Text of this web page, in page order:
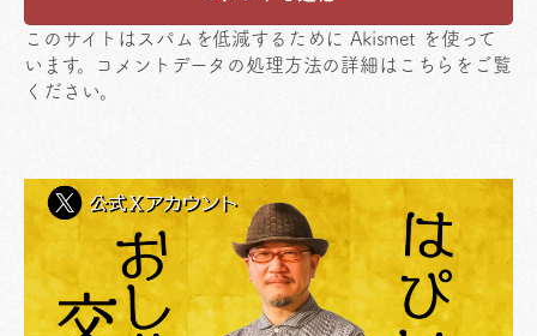
このサイトはスパムを低減するために Akismet を使って
います。
コメントデータの処理方法の詳細はこちらをご覧
ください。